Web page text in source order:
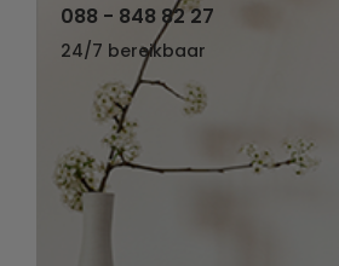
088 - 848 82 27
24/7 bereikbaar